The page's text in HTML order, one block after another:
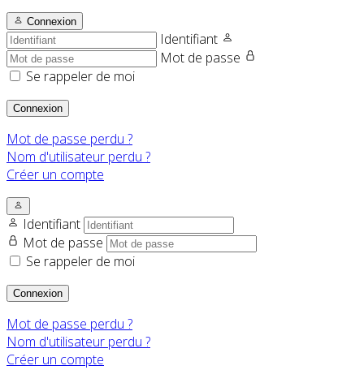
Connexion
Identifiant
Mot de passe
Se rappeler de moi
Connexion
Mot de passe perdu ?
Nom d'utilisateur perdu ?
Créer un compte
Identifiant
Mot de passe
Se rappeler de moi
Connexion
Mot de passe perdu ?
Nom d'utilisateur perdu ?
Créer un compte